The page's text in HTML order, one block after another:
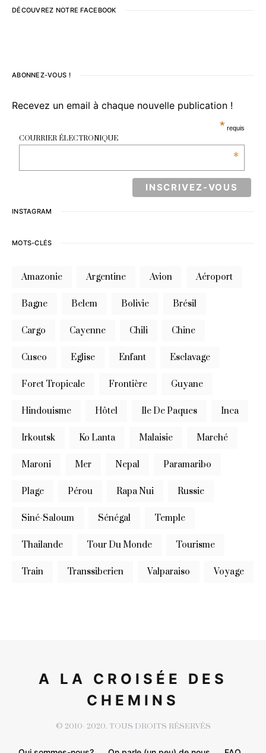
DÉCOUVREZ NOTRE FACEBOOK
ABONNEZ-VOUS !
Recevez un email à chaque nouvelle publication !
* requis
COURRIER ÉLECTRONIQUE
*
INSTAGRAM
MOTS-CLÉS
Amazonie Argentine Avion Aéroport
Bagne Belem Bolivie Brésil
Cargo Cayenne Chili Chine
Cusco Eglise Enfant Esclavage
Foret Tropicale Frontière Guyane
Hindouisme Hôtel Ile De Paques Inca
Irkoutsk Ko Lanta Malaisie Marché
Maroni Mer Nepal Paramaribo
Plage Pérou Rapa Nui Russie
Siné-Saloum Sénégal Temple
Thailande Tour Du Monde Tourisme
Train Transsiberien Valparaiso Voyage
A LA CROISÉE DES
CHEMINS
© 2010- 2020. TOUS DROITS RÉSERVÉS